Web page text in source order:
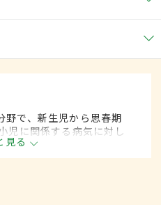
野で、新生児から思春期
児に関係する病気に対し
見る